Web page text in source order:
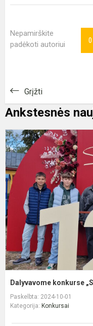
Nepamirškite
padėkoti autoriui
0
Grįžti
Ankstesnės
Dalyvavome konkurse
Paskelbta: 2024-10-01
Kategorija: Konkursai